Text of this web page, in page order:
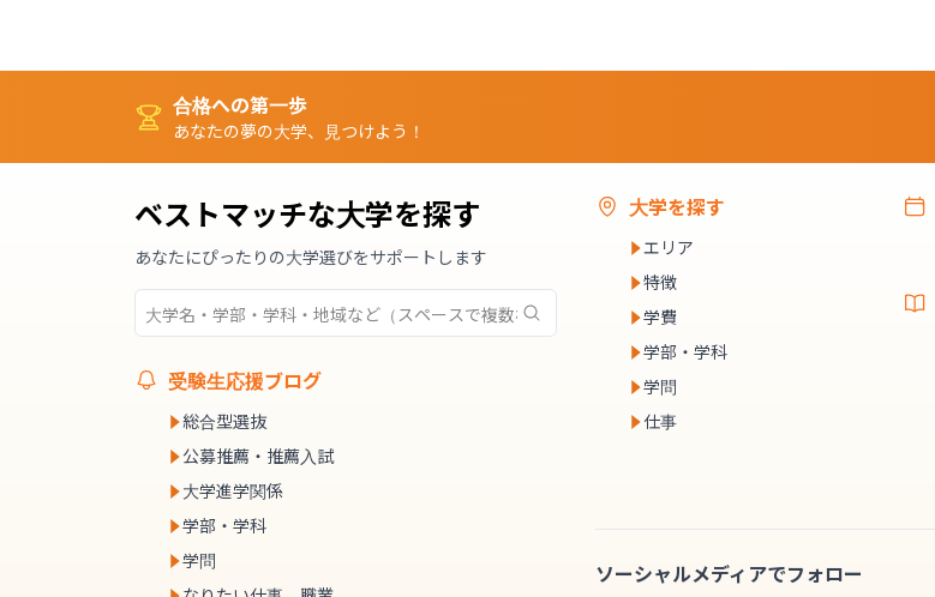
合格への第一歩
あなたの夢の大学、見つけよう！
ベストマッチな大学を探す
あなたにぴったりの大学選びをサポートします
受験生応援ブログ
総合型選抜
公募推薦・推薦入試
大学進学関係
学部・学科
学問
大学を探す
エリア
特徴
学費
学部・学科
学問
仕事
ソーシャルメディアでフォロー